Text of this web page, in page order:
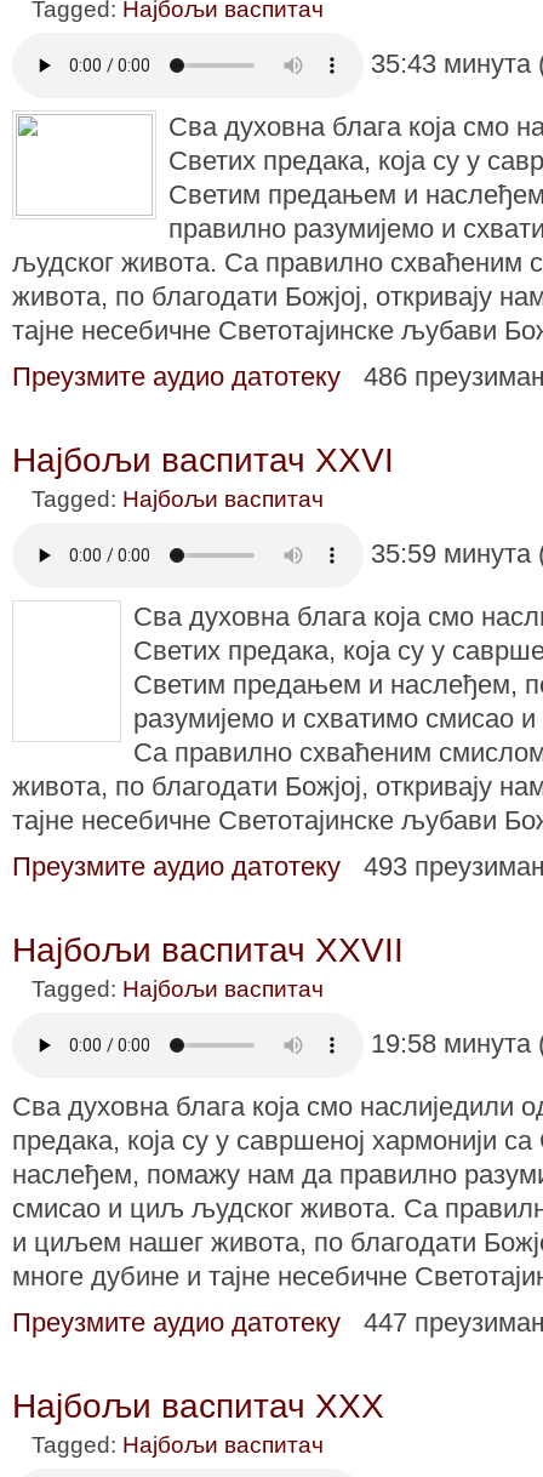
Tagged: Најбољи васпитач
35:43
Сва духовна блага која смо
Светих предака, која су у
Светим предањем и
правилно разумијемо и
људског живота. Са правилно
живота, по благодати Божјој, откривају
тајне несебичне Светотајинске љубави
Преузмите аудио датотеку
486
Најбољи васпитач XXVI
Tagged: Најбољи васпитач
35:59
Сва духовна блага која смо
Светих предака, која су у
Светим предањем и наслеђем,
разумијемо и схватимо смисао
Са правилно схваћеним
живота, по благодати Божјој, откривају
тајне несебичне Светотајинске љубави
Преузмите аудио датотеку
493
Најбољи васпитач XXVII
Tagged: Најбољи васпитач
19:58
Сва духовна блага која смо наслиједили
предака, која су у савршеној хармонији
наслеђем, помажу нам да правилно
смисао и циљ људског живота. Са
и циљем нашег живота, по благодати
многе дубине и тајне несебичне
Преузмите аудио датотеку
447
Најбољи васпитач XXX
Tagged: Најбољи васпитач